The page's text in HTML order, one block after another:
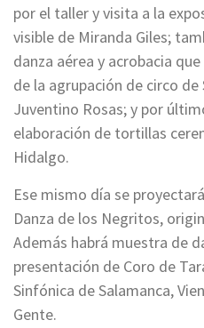
por el taller y visita a la
visible de Miranda Giles;
danza aérea y acrobacia
de la agrupación de circo
Juventino Rosas; y por
elaboración de tortillas
Hidalgo.
Ese mismo día se
Danza de los Negritos,
Además habrá muestra de
presentación de Coro de
Sinfónica de Salamanca,
Gente.